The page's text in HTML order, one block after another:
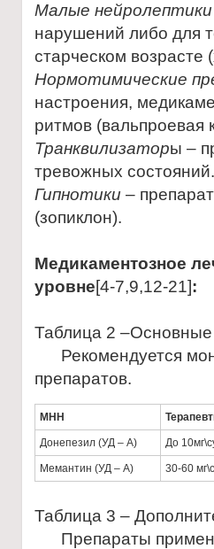
Малые нейролептики
нарушений либо для
старческом возрасте
Нормотимические
настроения,
ритмов (вальпроевая
Транквилизаторы –
тревожных состояний.
Гипнотики –
(зопиклон).
Медикаментозное
уровне[4-7,9,12-21]:
Таблица 2
Рекомендуется
препаратов.
МНН
Донепезил (УД – А)
До
Мемантин (УД – А)
30-60
Таблица 3 –
Препараты